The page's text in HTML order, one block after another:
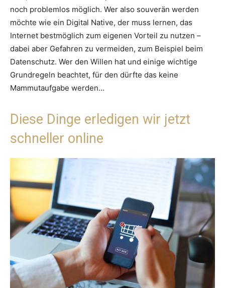
noch problemlos möglich. Wer also souverän werden
möchte wie ein Digital Native, der muss lernen, das
Internet bestmöglich zum eigenen Vorteil zu nutzen –
dabei aber Gefahren zu vermeiden, zum Beispiel beim
Datenschutz. Wer den Willen hat und einige wichtige
Grundregeln beachtet, für den dürfte das keine
Mammutaufgabe werden…
Diese Dinge erledigen wir jetzt
schneller online